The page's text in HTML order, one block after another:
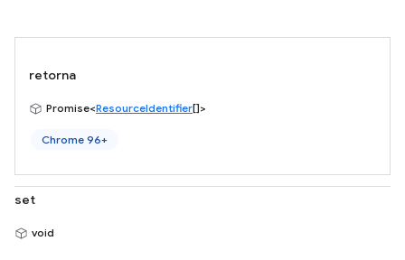
retorna
Promise<ResourceIdentifier[]>
Chrome 96+
set
void